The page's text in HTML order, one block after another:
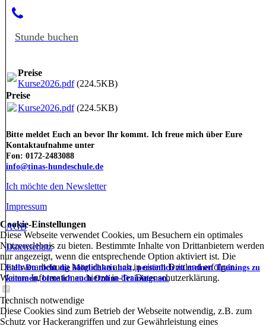
Stunde buchen
Preise
Kurse2026.pdf(224.5KB)
Preise
Kurse2026.pdf(224.5KB)
Bitte meldet Euch an bevor Ihr kommt. Ich freue mich über Eure
Kontaktaufnahme unter
Fon: 0172-2483088
info@tinas-hundeschule.de
Ich möchte den Newsletter
Impressum
AGB
Datenschutz
Falls Du nicht die Möglichkeit hast, persönlich zu meinen Trainings zu
kommen, biete ich auch Online-Trainings an.
Cookie-Einstellungen
Diese Webseite verwendet Cookies, um Besuchern ein optimales
Nutzererlebnis zu bieten. Bestimmte Inhalte von Drittanbietern werden
nur angezeigt, wenn die entsprechende Option aktiviert ist. Die
Datenverarbeitung kann dann auch in einem Drittland erfolgen.
Weitere Informationen hierzu in der Datenschutzerklärung.
Technisch notwendige
Diese Cookies sind zum Betrieb der Webseite notwendig, z.B. zum
Schutz vor Hackerangriffen und zur Gewährleistung eines